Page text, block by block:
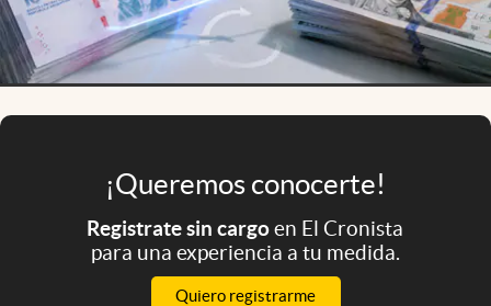
Mediakit
abre en nueva pestaña
Argentina
¡Queremos conocerte!
Registrate sin cargoen El Cronista
para una experiencia a tu medida.
Quiero registrarme